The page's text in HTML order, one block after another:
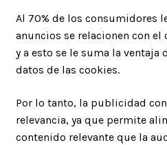
Al 70% de los consumidores
anuncios se relacionen con
y a esto se le suma la ventaja
datos de las cookies.
Por lo tanto, la publicidad
relevancia, ya que permite
contenido relevante que la